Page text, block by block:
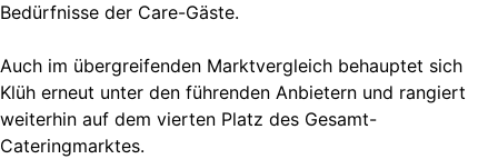
Bedürfnisse der Care-Gäste.
Auch im übergreifenden Marktvergleich behauptet sich
Klüh erneut unter den führenden Anbietern und rangiert
weiterhin auf dem vierten Platz des Gesamt-
Cateringmarktes.